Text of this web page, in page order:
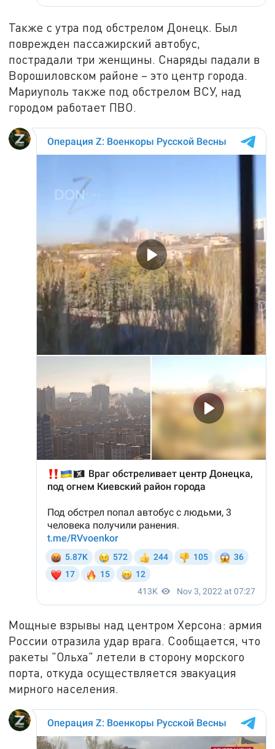
Также с утра под обстрелом Донецк. Был
поврежден пассажирский автобус,
пострадали три женщины. Снаряды падали в
Ворошиловском районе – это центр города.
Мариуполь также под обстрелом ВСУ, над
городом работает ПВО.
Мощные взрывы над центром Херсона: армия
России отразила удар врага. Сообщается, что
ракеты "Ольха" летели в сторону морского
порта, откуда осуществляется эвакуация
мирного населения.